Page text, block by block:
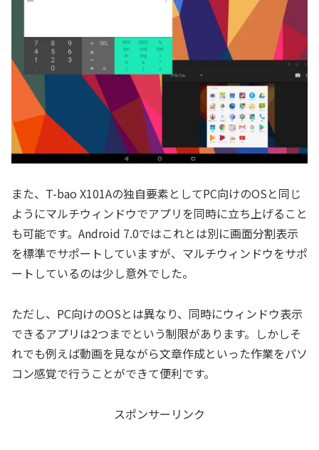
また、T-bao X101Aの独自要素としてPC向けのOSと同じ
ようにマルチウィンドウでアプリを同時に立ち上げること
も可能です。Android 7.0ではこれとは別に画面分割表示
を標準でサポートしていますが、マルチウィンドウをサポ
ートしているのは少し意外でした。
ただし、PC向けのOSとは異なり、同時にウィンドウ表示
できるアプリは2つまでという制限があります。しかしそ
れでも例えば動画を見ながら文章作成といった作業をパソ
コン感覚で行うことができて便利です。
スポンサーリンク